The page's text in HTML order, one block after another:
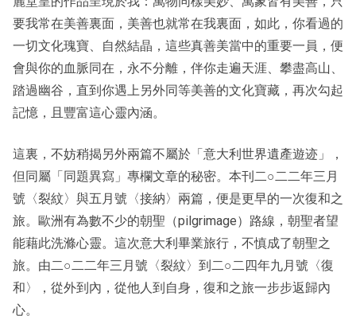
要我常在美善裏面，美善也就常在我裏面，如此，你看過的
一切文化瑰寶、自然結晶，這些真善美當中的重要一員，便
會與你的血脈同在，永不分離，伴你走遍天涯、攀盡高山、
踏過幽谷，直到你遇上另外同等美善的文化寶藏，再次勾起
記憶，且豐富這心靈內涵。
這裏，不妨稍揭另外兩篇不屬於「意大利世界遺產遊迹」，
但同屬「同題異寫」專欄文章的秘密。本刊二○二二年三月
號〈裂紋〉與五月號〈接納〉兩篇，便是更早的一次復和之
旅。歐洲有為數不少的朝聖（pilgrimage）路線，朝聖者望
能藉此洗滌心靈。這次意大利畢業旅行，不慎成了朝聖之
旅。由二○二二年三月號〈裂紋〉到二○二四年九月號〈復
和〉，從外到內，從他人到自身，復和之旅一步步返歸內
心。